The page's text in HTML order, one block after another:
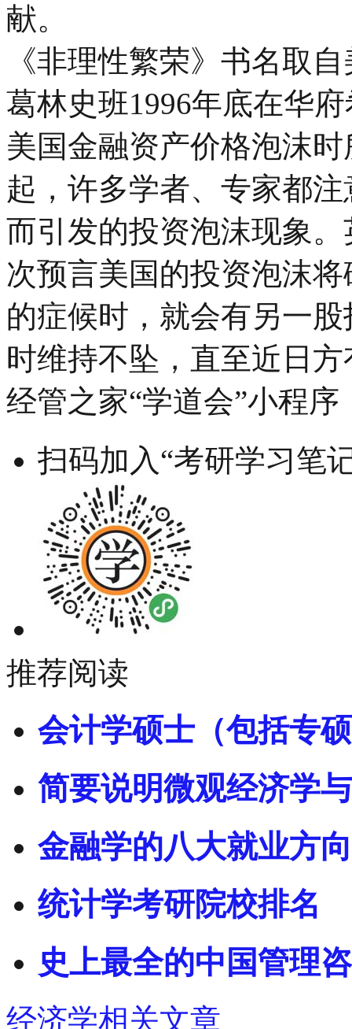
献。
《非理性繁荣》书名取
葛林史班1996年底在华
美国金融资产价格泡沫
起，许多学者、专家都
而引发的投资泡沫现象
次预言美国的投资泡沫
的症候时，就会有另一
时维持不坠，直至近日
经管之家“学道会”小程序
扫码加入“考研学习笔
推荐阅读
会计学硕士（包括专
简要说明微观经济学
金融学的八大就业方
统计学考研院校排名
史上最全的中国管理
经济学相关文章